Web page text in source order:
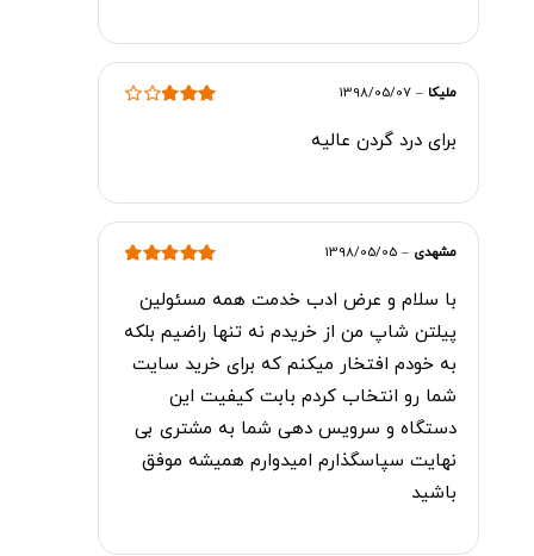
ملیکا –
1398/05/07
برای درد گردن عالیه
مشهدی –
1398/05/05
با سلام و عرض ادب خدمت همه مسئولین
پیلتن شاپ من از خریدم نه تنها راضیم بلکه
به خودم افتخار میکنم که برای خرید سایت
شما رو انتخاب کردم بابت کیفیت این
دستگاه و سرویس دهی شما به مشتری بی
نهایت سپاسگذارم امیدوارم همیشه موفق
باشید